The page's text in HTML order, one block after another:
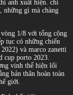
anh xuất hiện. chỉ
những gì mà chàng
1/8 với tổng cộng
tục có những chiến
và marco zanetti
cup porto 2023.
vinh thể hiện lối
bản thân hoàn toàn
giới.